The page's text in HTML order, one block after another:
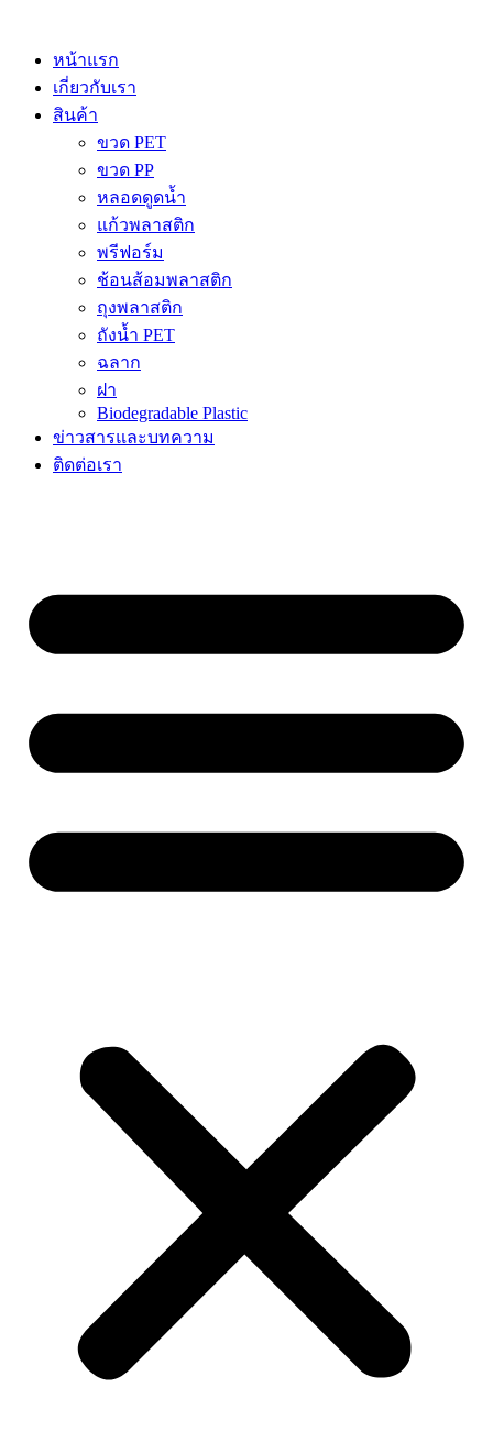
contentหน้าแรก
เกี่ยวกับเรา
สินค้า
ขวด PET
ขวด PP
หลอดดูดน้ำ
แก้วพลาสติก
พรีฟอร์ม
ช้อนส้อมพลาสติก
ถุงพลาสติก
ถังน้ำ PET
ฉลาก
ฝา
Biodegradable Plastic
ข่าวสารและบทความ
ติดต่อเรา